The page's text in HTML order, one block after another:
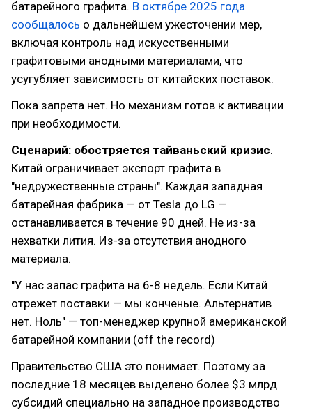
батарейного графита. В октябре 2025 года
сообщалось о дальнейшем ужесточении мер,
включая контроль над искусственными
графитовыми анодными материалами, что
усугубляет зависимость от китайских поставок.
Пока запрета нет. Но механизм готов к активации
при необходимости.
Сценарий: обостряется тайваньский кризис.
Китай ограничивает экспорт графита в
"недружественные страны". Каждая западная
батарейная фабрика — от Tesla до LG —
останавливается в течение 90 дней. Не из-за
нехватки лития. Из-за отсутствия анодного
материала.
"У нас запас графита на 6-8 недель. Если Китай
отрежет поставки — мы конченые. Альтернатив
нет. Ноль" — топ-менеджер крупной американской
батарейной компании (off the record)
Правительство США это понимает. Поэтому за
последние 18 месяцев выделено более $3 млрд
субсидий специально на западное производство